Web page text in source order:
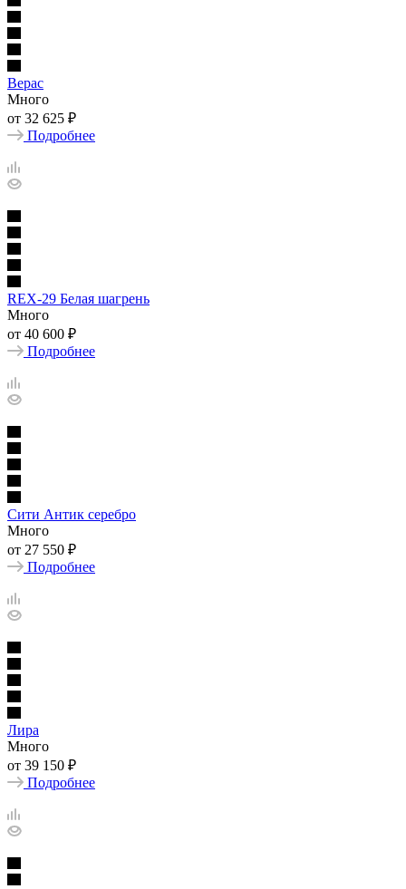
Верас
Много
от 32 625 ₽
Подробнее
REX-29 Белая шагрень
Много
от 40 600 ₽
Подробнее
Сити Антик серебро
Много
от 27 550 ₽
Подробнее
Лира
Много
от 39 150 ₽
Подробнее